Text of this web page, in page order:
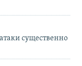
существенно